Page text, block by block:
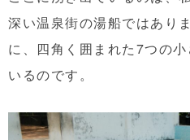
深い温泉街の湯船ではあり
に、四角く囲まれた7つの
いるのです。